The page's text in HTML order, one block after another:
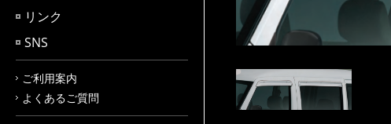
リンク
SNS
ご利用案内
よくあるご質問